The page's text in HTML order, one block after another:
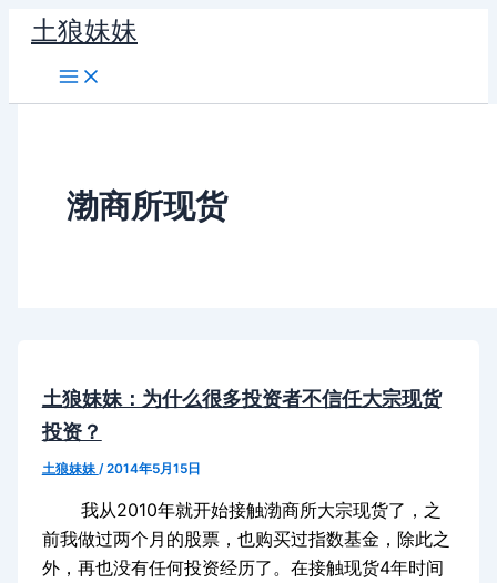
容
土狼妹妹
渤商所现货
土狼妹妹：为什么很多投资者不信任大宗现货
投资？
土狼妹妹 /2014年5月15日
我从2010年就开始接触渤商所大宗现货了，之
前我做过两个月的股票，也购买过指数基金，除此之
外，再也没有任何投资经历了。在接触现货4年时间